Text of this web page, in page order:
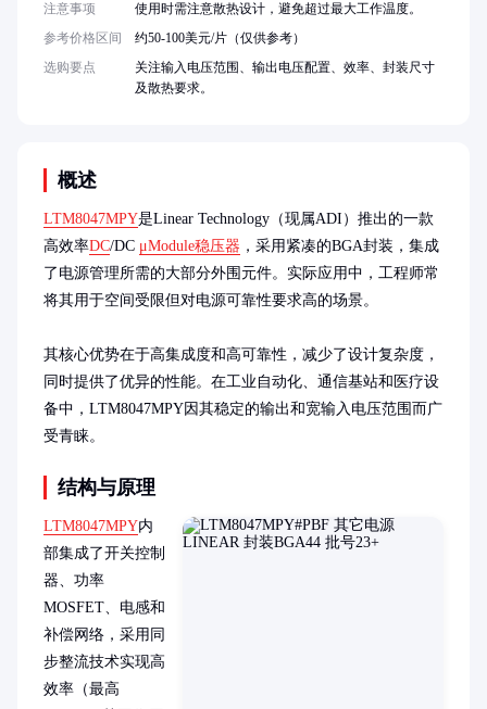
概述
LTM8047MPY是Linear Technology（现属ADI）推出的一款
高效率DC/DC μModule稳压器 ，采用紧凑的BGA封装，集成
了电源管理所需的大部分外围元件。实际应用中，工程师常
将其用于空间受限但对电源可靠性要求高的场景。
其核心优势在于高集成度和高可靠性，减少了设计复杂度，
同时提供了优异的性能。在工业自动化、通信基站和医疗设
备中，LTM8047MPY因其稳定的输出和宽输入电压范围而广
受青睐。
结构与原理
LTM8047MPY内
部集成了开关控制
器、功率
MOSFET、电感和
补偿网络，采用同
步整流技术实现高
效率（最高
注意事项
使用时需注意散热设计，避免超过最大工作温度。
参考价格区间
约50-100美元/片（仅供参考）
选购要点
关注输入电压范围、输出电压配置、效率、封装尺寸
及散热要求。